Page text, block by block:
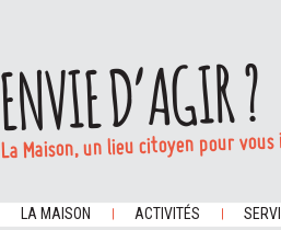
ENVIE D’AGIR ?
La Maison, un lieu citoyen pour
LA MAISON ACTIVITÉS